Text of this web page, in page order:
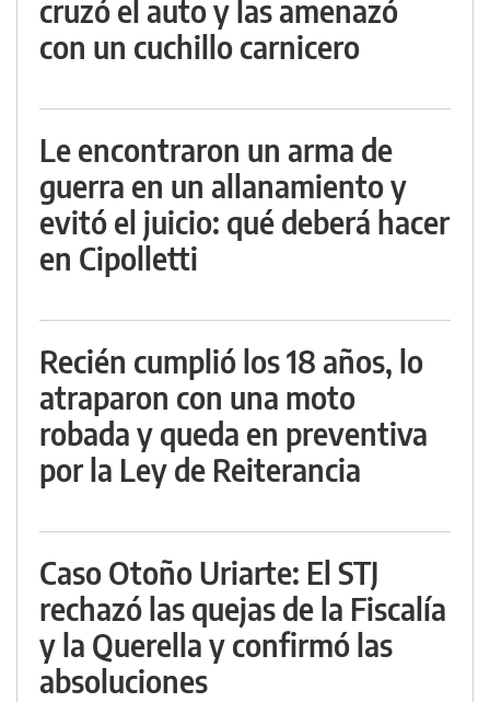
cruzó el auto y las amenazó
con un cuchillo carnicero
Le encontraron un arma de
guerra en un allanamiento y
evitó el juicio: qué deberá hacer
en Cipolletti
Recién cumplió los 18 años, lo
atraparon con una moto
robada y queda en preventiva
por la Ley de Reiterancia
Caso Otoño Uriarte: El STJ
rechazó las quejas de la Fiscalía
y la Querella y confirmó las
absoluciones